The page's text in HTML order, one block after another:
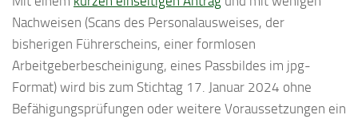
Nachweisen (Scans des Personalausweises, der
bisherigen Führerscheins, einer formlosen
Arbeitgeberbescheinigung, eines Passbildes im jpg-
Format) wird bis zum Stichtag 17. Januar 2024 ohne
Befähigungsprüfungen oder weitere Voraussetzungen ein